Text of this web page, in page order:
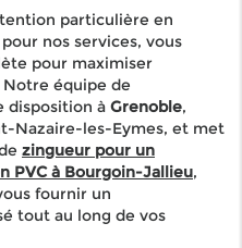
particulière en
nos services, vous
pour maximiser
équipe de
disposition à Grenoble,
Nazaire-les-Eymes, et met
zingueur pour un
PVC à Bourgoin-Jallieu,
fournir un
tout au long de vos